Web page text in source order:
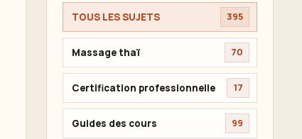
TOUS LES SUJETS 395
Massage thaï 70
Certification professionnelle 17
Guides des cours 99